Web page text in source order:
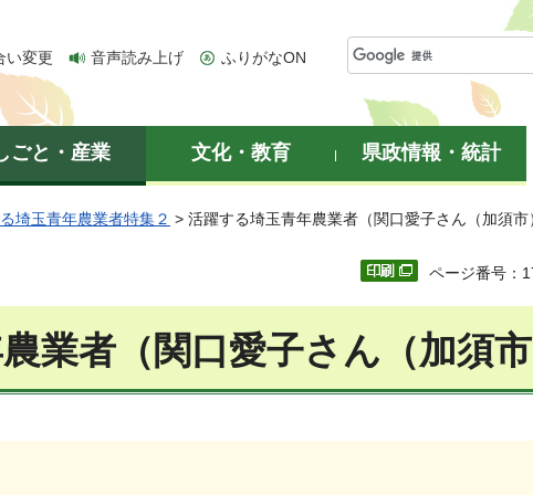
い変更 音声読み上げ ふりがなON
ごと・産業 文化・教育 県政情報・統計
埼玉青年農業者特集２ > 活躍する埼玉青年農業者（関口愛子さん（加須市
ページ番号：
業者（関口愛子さん（加須市